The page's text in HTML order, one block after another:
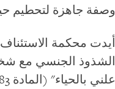
وصفة جاهزة لتحطيم
أيدت محكمة
الشذوذ الجنسي مع شخص